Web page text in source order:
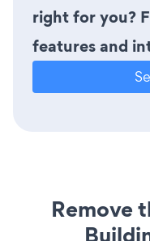
right for you?
features and
Remove